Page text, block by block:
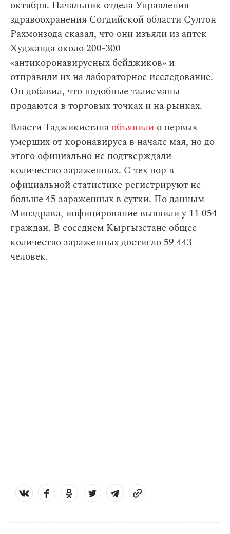
октября. Начальник отдела Управления
здравоохранения Согдийской области Султон
Рахмонзода сказал, что они изъяли из аптек
Худжанда около 200-300
«антикоронавирусных бейджиков» и
отправили их на лабораторное исследование.
Он добавил, что подобные талисманы
продаются в торговых точках и на рынках.
Власти Таджикистана объявили о первых
умерших от коронавируса в начале мая, но до
этого официально не подтверждали
количество зараженных. С тех пор в
официальной статистике регистрируют не
больше 45 зараженных в сутки. По данным
Минздрава, инфицирование выявили у 11 054
граждан. В соседнем Кыргызстане общее
количество зараженных достигло 59 443
человек.